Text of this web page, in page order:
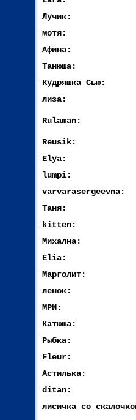
Лучик:
мотя:
Афина:
Танюша:
Кудряшка Сью:
лиза:
Rulaman:
Reusik:
Elya:
lumpi:
varvarasergeevna:
Таня:
kitten:
Михална:
Elia:
Марголит:
ленок:
МРИ:
Катюша:
Рыбка:
Fleur:
Астилька:
ditan: